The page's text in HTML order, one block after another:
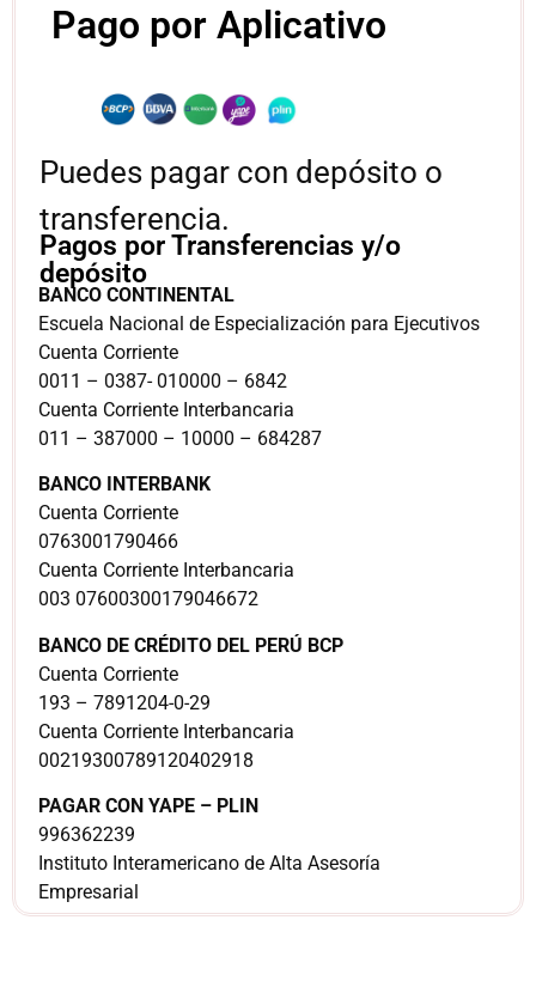
Pago por Aplicativo
Puedes pagar con depósito o
transferencia.
BANCO CONTINENTAL
Escuela Nacional de Especialización para Ejecutivos
Cuenta Corriente
0011 – 0387- 010000 – 6842
Cuenta Corriente Interbancaria
011 – 387000 – 10000 – 684287
BANCO INTERBANK
Cuenta Corriente
0763001790466
Cuenta Corriente Interbancaria
003 07600300179046672
BANCO DE CRÉDITO DEL PERÚ BCP
Cuenta Corriente
193 – 7891204-0-29
Cuenta Corriente Interbancaria
00219300789120402918
PAGAR CON YAPE – PLIN
996362239
Instituto Interamericano de Alta Asesoría
Empresarial
Pagos por Transferencias y/o
depósito